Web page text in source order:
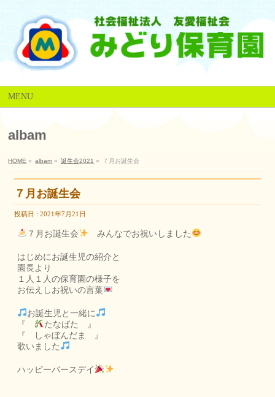
MENU
albam
HOME » albam » 誕生会2021 » ７月お誕生会
７月お誕生会
投稿日 : 2021年7月21日
７月お誕生会 みんなでお祝いしました
はじめにお誕生児の紹介と
園長より
１人１人の保育園の様子を
お伝えしお祝いの言葉
お誕生児と一緒に
『
たなばた 』
『 しゃぼんだま 』
歌いました
ハッピーバースデイ